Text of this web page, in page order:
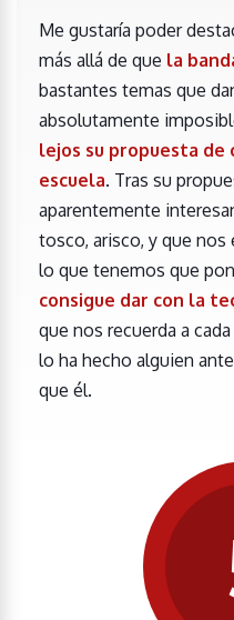
Me gustaría poder
más allá de que la
bastantes temas que
absolutamente
lejos su propuesta de
escuela. Tras su
aparentemente
tosco, arisco, y que
lo que tenemos que
consigue dar con la
que nos recuerda a
lo ha hecho alguien
que él.